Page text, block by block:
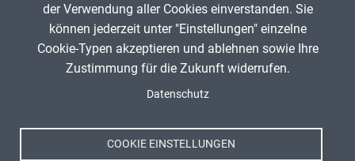
ANZEIGE
Spenden
Impressum
der Verwendung aller Cookies einverstanden. Sie
können jederzeit unter "Einstellungen" einzelne
Cookie-Typen akzeptieren und ablehnen sowie Ihre
Zustimmung für die Zukunft widerrufen.
Datenschutz
COOKIE EINSTELLUNGEN